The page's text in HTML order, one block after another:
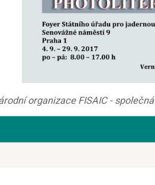
organizace FISAIC -